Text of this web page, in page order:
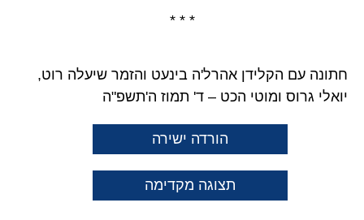
* * *
חתונה עם הקלידן אהרל'ה בינעט והזמר שיעלה רוט,
יואלי גרוס ומוטי הכט – ד' תמוז ה'תשפ"ה
הורדה ישירה
תצוגה מקדימה